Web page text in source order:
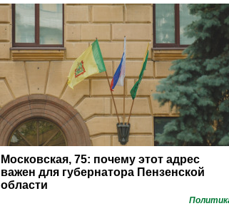
Московская, 75: почему этот адрес
важен для губернатора Пензенской
области